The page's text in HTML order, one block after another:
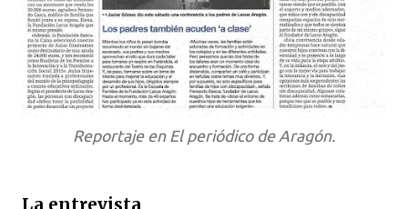
Reportaje en El periódico de Aragón.